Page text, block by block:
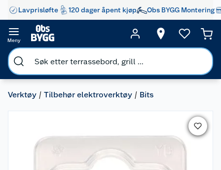
Lavprisløfte 120 dager åpent kjøp Obs BYGG Montering
Meny
Verktøy Tilbehør elektroverktøy Bits